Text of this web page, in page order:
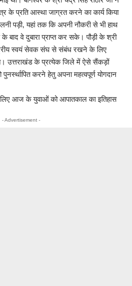
के प्रति आस्था जाग्रत करने का कार्य किया
पड़ी, यहां तक कि अपनी नौकरी से भी हाथ
के बाद वे दुबारा प्राप्त कर सके। पौड़ी के श्री
स्वयं सेवक संघ से संबंध रखने के लिए
उत्तराखंड के प्रत्येक जिले में ऐसे सैंकड़ों
करने हेतु अपना महत्वपूर्ण योगदान
आज के युवाओं को आपातकाल का इतिहास
- Advertisement -